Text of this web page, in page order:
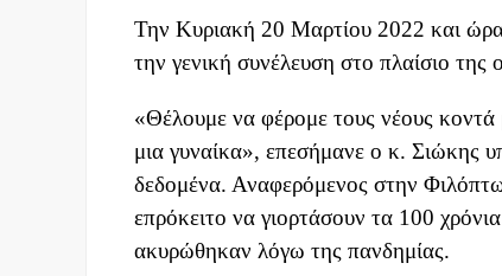
Την Κυριακή 20 Μαρτίου 2022 και
την γενική συνέλευση στο πλαίσιο της
«Θέλουμε να φέρομε τους νέους
μια γυναίκα», επεσήμανε ο κ. Σιώκης
δεδομένα. Αναφερόμενος στην
επρόκειτο να γιορτάσουν τα 100
ακυρώθηκαν λόγω της πανδημίας.